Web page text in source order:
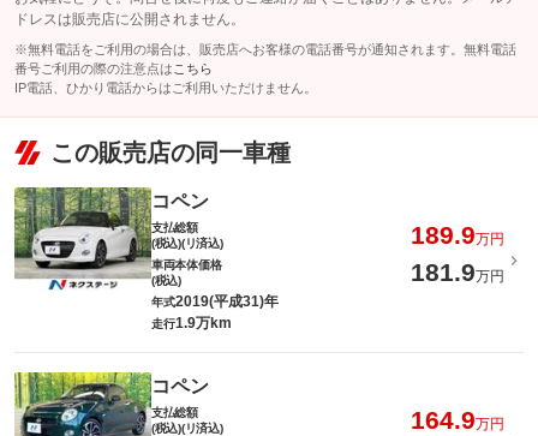
ドレスは販売店に公開されません。
※無料電話をご利用の場合は、販売店へお客様の電話番号が通知されます。無料電話
番号ご利用の際の注意点は こちら
IP電話、ひかり電話からはご利用いただけません。
この販売店の同一車種
コペン
支払総額
(税込)(リ済込)
189.9万円
車両本体価格
(税込)
181.9万円
年式2019(平成31)年
走行1.9万km
コペン
支払総額
(税込)(リ済込)
164.9万円